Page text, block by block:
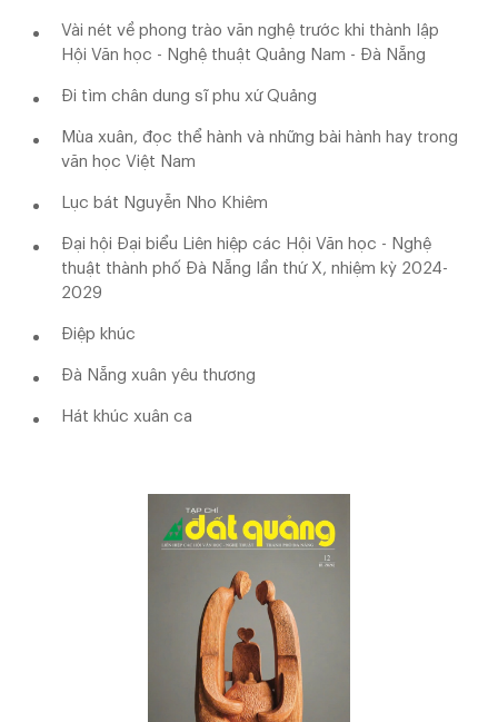
Vài nét về phong trào văn nghệ trước khi thành lập
Hội Văn học - Nghệ thuật Quảng Nam - Đà Nẵng
Đi tìm chân dung sĩ phu xứ Quảng
Mùa xuân, đọc thể hành và những bài hành hay trong
văn học Việt Nam
Lục bát Nguyễn Nho Khiêm
Đại hội Đại biểu Liên hiệp các Hội Văn học - Nghệ
thuật thành phố Đà Nẵng lần thứ X, nhiệm kỳ 2024-
2029
Điệp khúc
Đà Nẵng xuân yêu thương
Hát khúc xuân ca